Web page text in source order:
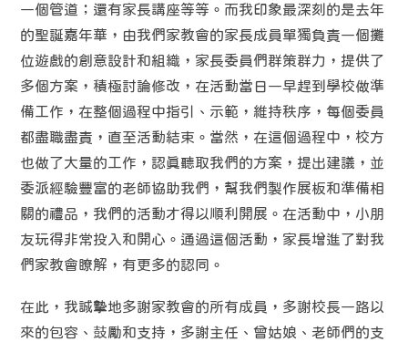
一個管道；還有家長講座等等。而我印象最深刻的是去年
的聖誕嘉年華，由我們家教會的家長成員單獨負責一個攤
位遊戲的創意設計和組織，家長委員們群策群力，提供了
多個方案，積極討論修改，在活動當日一早趕到學校做準
備工作，在整個過程中指引、示範，維持秩序，每個委員
都盡職盡責，直至活動結束。當然，在這個過程中，校方
也做了大量的工作，認真聽取我們的方案，提出建議，並
委派經驗豐富的老師協助我們，幫我們製作展板和準備相
關的禮品，我們的活動才得以順利開展。在活動中，小朋
友玩得非常投入和開心。通過這個活動，家長增進了對我
們家教會瞭解，有更多的認同。
在此，我誠摯地多謝家教會的所有成員，多謝校長一路以
來的包容、鼓勵和支持，多謝主任、曾姑娘、老師們的支